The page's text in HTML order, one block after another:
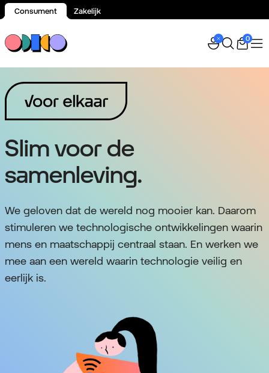
Consument Zakelijk
0
Slim voor de
samenleving.
We geloven dat de wereld nog mooier kan. Daarom
stimuleren we technologische ontwikkelingen waarin
mens en maatschappij centraal staan. En werken we
mee aan een wereld waarin technologie veilig en
eerlijk is.